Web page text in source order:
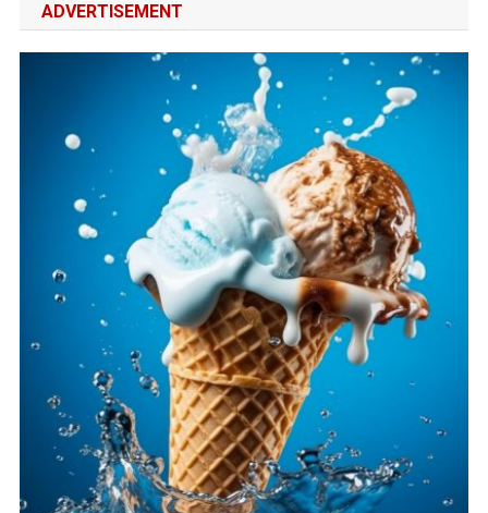
ADVERTISEMENT